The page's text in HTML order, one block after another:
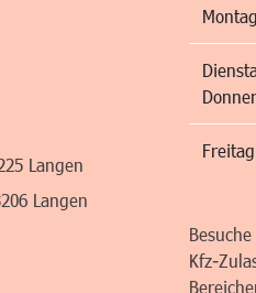
Langen
Langen
Freitag
Kfz-